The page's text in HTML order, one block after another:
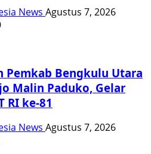
News Agustus 7, 2026
Pemkab Bengkulu Utara
Malin Paduko, Gelar
RI ke-81
News Agustus 7, 2026